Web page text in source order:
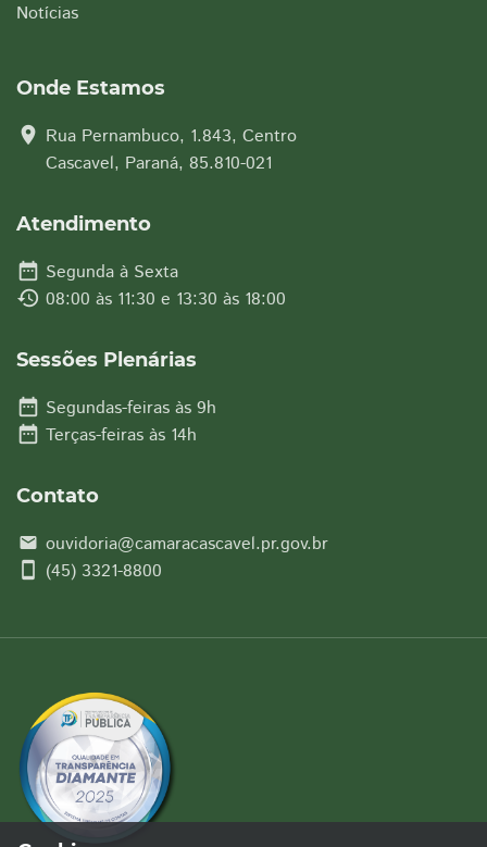
Notícias
Onde Estamos
location_on Rua Pernambuco, 1.843, Centro
Cascavel, Paraná, 85.810-021
Atendimento
date_range Segunda à Sexta
history 08:00 às 11:30 e 13:30 às 18:00
Sessões Plenárias
date_range Segundas-feiras às 9h
date_range Terças-feiras às 14h
Contato
email ouvidoria@camaracascavel.pr.gov.br
smartphone (45) 3321-8800